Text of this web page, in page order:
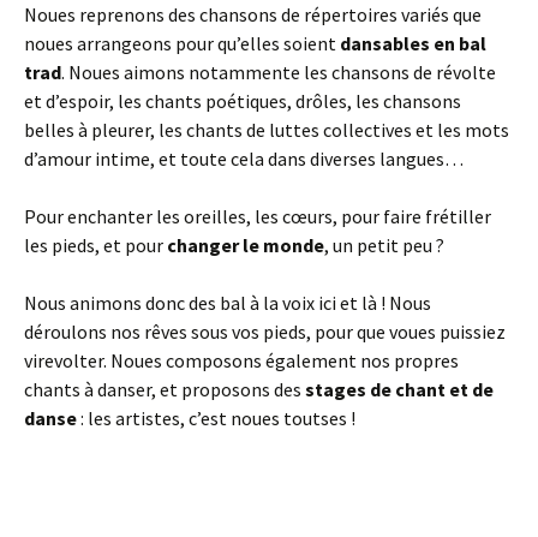
Noues reprenons des chansons de répertoires variés que
noues arrangeons pour qu’elles soient dansables en bal
trad. Noues aimons notammente les chansons de révolte
et d’espoir, les chants poétiques, drôles, les chansons
belles à pleurer, les chants de luttes collectives et les mots
d’amour intime, et toute cela dans diverses langues…
Pour enchanter les oreilles, les cœurs, pour faire frétiller
les pieds, et pour changer le monde, un petit peu ?
Nous animons donc des bal à la voix ici et là ! Nous
déroulons nos rêves sous vos pieds, pour que voues puissiez
virevolter. Noues composons également nos propres
chants à danser, et proposons des stages de chant et de
danse: les artistes, c’est noues toutses !